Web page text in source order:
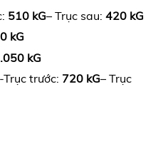
510 kG– Trục sau: 420 kG
kG
kG
trước: 720 kG– Trục